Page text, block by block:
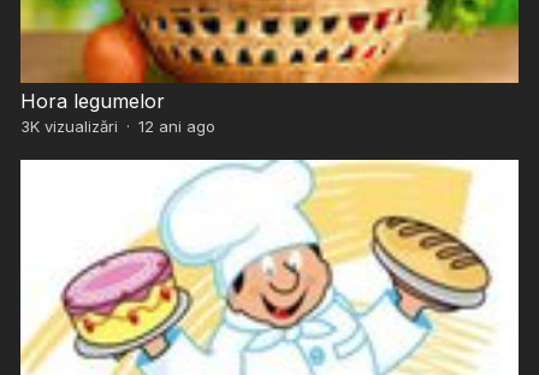
Hora legumelor
3Kvizualizări · 12 ani ago